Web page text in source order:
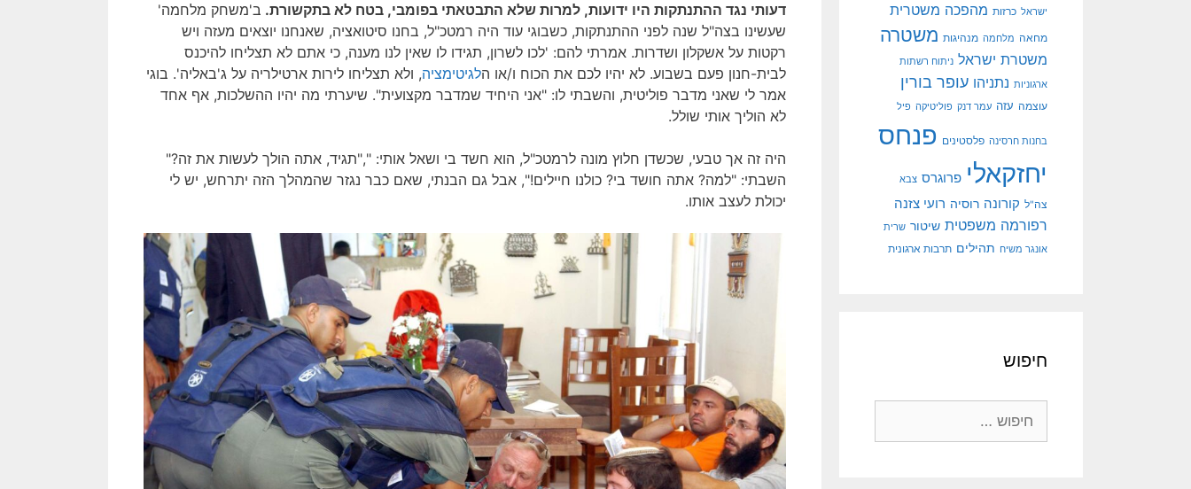
דעותי נגד ההתנתקות היו ידועות, למרות שלא התבטאתי בפומבי, בטח לא בתקשורת. ב'משחק מלחמה'
שעשינו בצה"ל שנה לפני ההתנתקות, כשבוגי עוד היה רמטכ"ל, בחנו סיטואציה, שאנחנו יוצאים מעזה ויש
רקטות על אשקלון ושדרות. אמרתי להם: 'לכו לשרון, תגידו לו שאין לנו מענה, כי אתם לא תצליחו להיכנס
לבית-חנון פעם בשבוע. לא יהיו לכם את הכוח ו/או הלגיטימציה, ולא תצליחו לירות ארטילריה על ג'באליה'. בוגי
אמר לי שאני מדבר פוליטית, והשבתי לו: "אני היחיד שמדבר מקצועית". שיערתי מה יהיו ההשלכות, אף אחד
לא הוליך אותי שולל.
היה זה אך טבעי, שכשדן חלוץ מונה לרמטכ"ל, הוא חשד בי ושאל אותי: ","תגיד, אתה הולך לעשות את זה?"
השבתי: "למה? אתה חושד בי? כולנו חיילים!", אבל גם הבנתי, שאם כבר נגזר שהמהלך הזה יתרחש, יש לי
יכולת לעצב אותו.
ישראל כרזות מהפכה משטרית
מחאה מלחמה מנהיגות משטרה
משטרת ישראל ניתוח רשתות
ארגוניות נתניהו עופר בורין
עוצמה עזה עמר דנק פוליטיקה פיל
בחנות חרסינה פלסטינים פנחס
יחזקאלי פרוגרס צבא
צה"ל קורונה רוסיה רועי צזנה
רפורמה משפטית שיטור שרית
אונגר משיח תהילים תרבות ארגונית
חיפוש